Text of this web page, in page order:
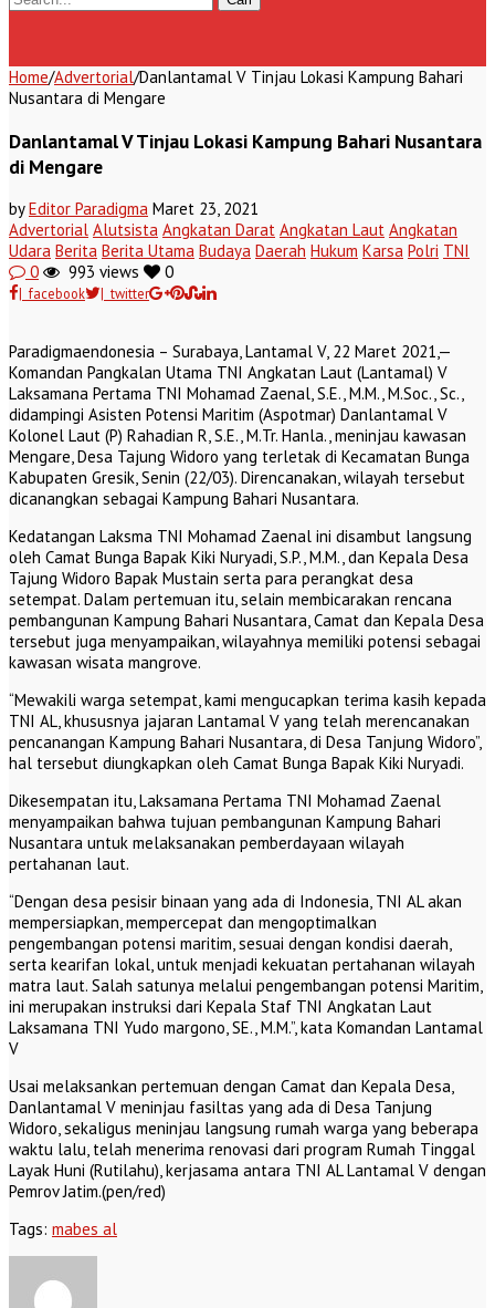
Home/Advertorial/Danlantamal V Tinjau Lokasi Kampung Bahari
Nusantara di Mengare
Danlantamal V Tinjau Lokasi Kampung Bahari Nusantara
di Mengare
byEditor Paradigma Maret 23, 2021
Advertorial Alutsista Angkatan Darat Angkatan Laut Angkatan
Udara Berita Berita Utama Budaya Daerah Hukum Karsa Polri TNI
0
993 views 0
| facebook | twitter
Paradigmaendonesia – Surabaya, Lantamal V, 22 Maret 2021,—
Komandan Pangkalan Utama TNI Angkatan Laut (Lantamal) V
Laksamana Pertama TNI Mohamad Zaenal, S.E., M.M., M.Soc., Sc.,
didampingi Asisten Potensi Maritim (Aspotmar) Danlantamal V
Kolonel Laut (P) Rahadian R, S.E., M.Tr. Hanla., meninjau kawasan
Mengare, Desa Tajung Widoro yang terletak di Kecamatan Bunga
Kabupaten Gresik, Senin (22/03). Direncanakan, wilayah tersebut
dicanangkan sebagai Kampung Bahari Nusantara.
Kedatangan Laksma TNI Mohamad Zaenal ini disambut langsung
oleh Camat Bunga Bapak Kiki Nuryadi, S.P., M.M., dan Kepala Desa
Tajung Widoro Bapak Mustain serta para perangkat desa
setempat. Dalam pertemuan itu, selain membicarakan rencana
pembangunan Kampung Bahari Nusantara, Camat dan Kepala Desa
tersebut juga menyampaikan, wilayahnya memiliki potensi sebagai
kawasan wisata mangrove.
“Mewakili warga setempat, kami mengucapkan terima kasih kepada
TNI AL, khususnya jajaran Lantamal V yang telah merencanakan
pencanangan Kampung Bahari Nusantara, di Desa Tanjung Widoro”,
hal tersebut diungkapkan oleh Camat Bunga Bapak Kiki Nuryadi.
Dikesempatan itu, Laksamana Pertama TNI Mohamad Zaenal
menyampaikan bahwa tujuan pembangunan Kampung Bahari
Nusantara untuk melaksanakan pemberdayaan wilayah
pertahanan laut.
“Dengan desa pesisir binaan yang ada di Indonesia, TNI AL akan
mempersiapkan, mempercepat dan mengoptimalkan
pengembangan potensi maritim, sesuai dengan kondisi daerah,
serta kearifan lokal, untuk menjadi kekuatan pertahanan wilayah
matra laut. Salah satunya melalui pengembangan potensi Maritim,
ini merupakan instruksi dari Kepala Staf TNI Angkatan Laut
Laksamana TNI Yudo margono, SE., M.M.”, kata Komandan Lantamal
V
Usai melaksankan pertemuan dengan Camat dan Kepala Desa,
Danlantamal V meninjau fasiltas yang ada di Desa Tanjung
Widoro, sekaligus meninjau langsung rumah warga yang beberapa
waktu lalu, telah menerima renovasi dari program Rumah Tinggal
Layak Huni (Rutilahu), kerjasama antara TNI AL Lantamal V dengan
Pemrov Jatim.(pen/red)
Tags: mabes al